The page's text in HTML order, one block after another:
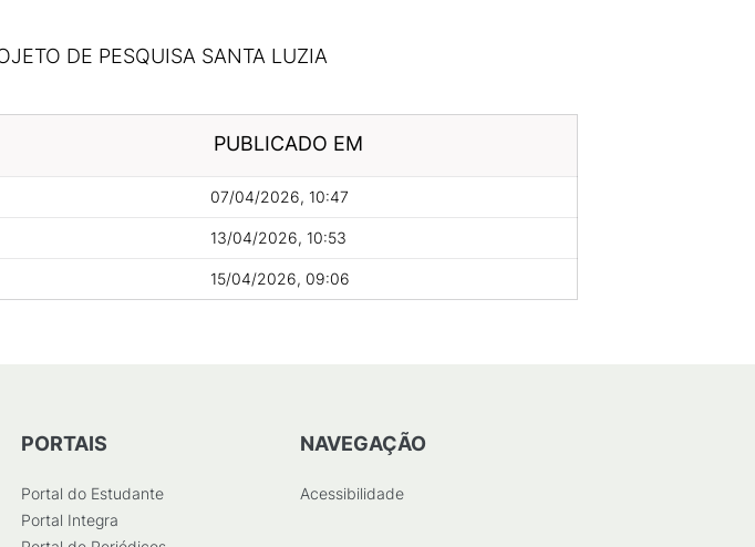
DE PESQUISA SANTA LUZIA
PUBLICADO EM
07/04/2026, 10:47
13/04/2026, 10:53
15/04/2026, 09:06
PORTAIS
Portal do Estudante
Portal Integra
NAVEGAÇÃO
Acessibilidade